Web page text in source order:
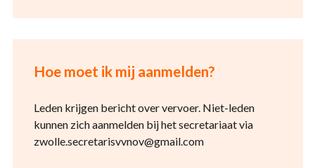
Hoe moet ik mij aanmelden?
Leden krijgen bericht over vervoer. Niet-leden
kunnen zich aanmelden bij het secretariaat via
zwolle.secretarisvvnov@gmail.com